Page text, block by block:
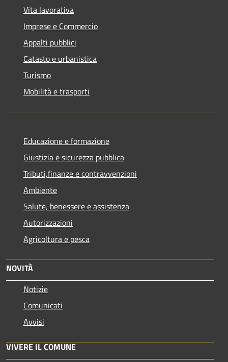
Vita lavorativa
Imprese e Commercio
Appalti pubblici
Catasto e urbanistica
Turismo
Mobilità e trasporti
Educazione e formazione
Giustizia e sicurezza pubblica
Tributi,finanze e contravvenzioni
Ambiente
Salute, benessere e assistenza
Autorizzazioni
Agricoltura e pesca
NOVITÀ
Notizie
Comunicati
Avvisi
VIVERE IL COMUNE